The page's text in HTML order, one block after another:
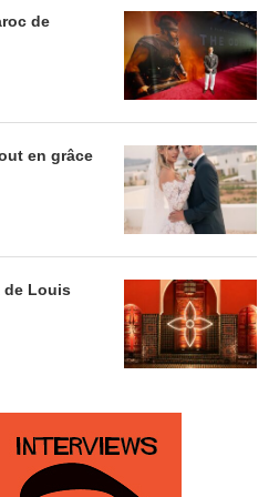
de
en grâce
de Louis